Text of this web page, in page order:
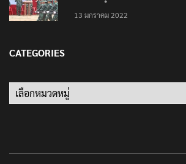
‘นายพลบีทู’ ผู้นำทหารคะเรนนี
CATEGORIES